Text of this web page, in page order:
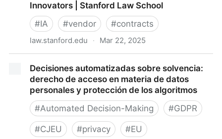
Innovators | Stanford Law School
#IA #vendor #contracts
law.stanford.edu · Mar 22, 2025
Law: A Guide for Legal Tech Innovators | Stanford
Law School
Decisiones automatizadas sobre solvencia:
derecho de acceso en materia de datos
personales y protección de los algoritmos
#Automated Decision-Making #GDPR
#CJEU #privacy #EU